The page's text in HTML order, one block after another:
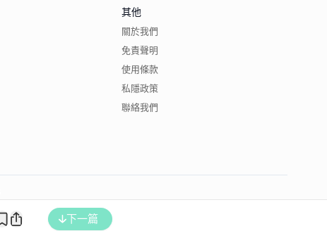
下一篇
其他
關於我們
免責聲明
使用條款
私隱政策
聯絡我們